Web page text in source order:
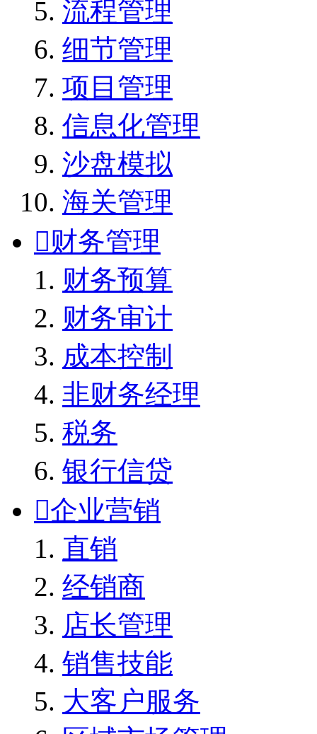
流程管理
细节管理
项目管理
信息化管理
沙盘模拟
海关管理
财务管理
财务预算
财务审计
成本控制
非财务经理
税务
银行信贷
企业营销
直销
经销商
店长管理
销售技能
大客户服务